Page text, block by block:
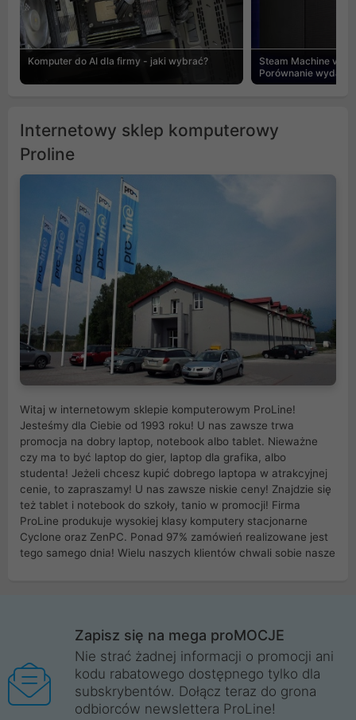
Komputer do AI dla firmy - jaki wybrać?
Steam Machine vs
Porównanie
Internetowy sklep komputerowy
Proline
Witaj w internetowym sklepie komputerowym ProLine!
Jesteśmy dla Ciebie od 1993 roku! U nas zawsze trwa
promocja na dobry laptop, notebook albo tablet. Nieważne
czy ma to być laptop do gier, laptop dla grafika, albo
studenta! Jeżeli chcesz kupić dobrego laptopa w atrakcyjnej
cenie, to zapraszamy! U nas zawsze niskie ceny! Znajdzie się
też tablet i notebook do szkoły, tanio w promocji! Firma
ProLine produkuje wysokiej klasy komputery stacjonarne
Cyclone oraz ZenPC. Ponad 97% zamówień realizowane jest
tego samego dnia! Wielu naszych klientów chwali sobie nasze
Wrocław, Poznań, Legnica, Katowice, Gliwice, Kalisz, Bytom,
Trzebnica, Opole. Szybka i profesjonalna obsługa!
ProLine to polska firma ze 100% polskim kapitałem. Działamy
legalnie i płacimy podatki w naszym kraju! Posiadamy siedzibę
główną w Mirkowie oraz salony na terenie kraju. Cała
Zapisz się na mega proMOCJE
Nie strać żadnej informacji o promocji ani
kodu rabatowego dostępnego tylko dla
subskrybentów. Dołącz teraz do grona
odbiorców newslettera ProLine!